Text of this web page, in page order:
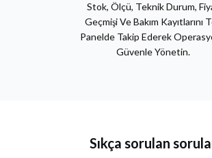
Stok, Ölçü, Teknik Durum,
Geçmişi Ve Bakım Kayıtlarını
Panelde Takip Ederek
Güvenle Yönetin.
Sıkça sorulan